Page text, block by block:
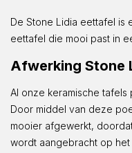
De Stone Lidia eettafel is
eettafel die mooi past in
Afwerking Stone
Al onze keramische tafels
Door middel van deze
mooier afgewerkt,
wordt aangebracht op